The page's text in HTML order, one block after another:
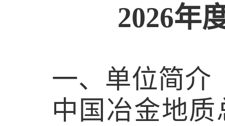
2026年
一、单位简介
中国冶金地